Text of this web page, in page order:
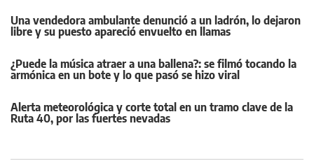
Una vendedora ambulante denunció a un ladrón, lo dejaron
libre y su puesto apareció envuelto en llamas
¿Puede la música atraer a una ballena?: se filmó tocando la
armónica en un bote y lo que pasó se hizo viral
Alerta meteorológica y corte total en un tramo clave de la
Ruta 40, por las fuertes nevadas